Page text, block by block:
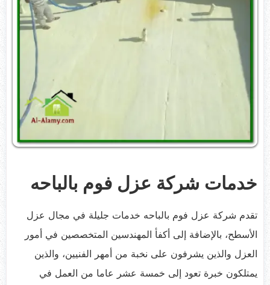
خدمات شركة عزل فوم بالباحه
تقدم شركة عزل فوم بالباحه خدمات جليلة في مجال عزل
الأسطح، بالإضافة إلى أكفأ المهندسين المتخصصين في أمور
العزل والذين يشرفون على نخبة من أمهر الفنيين، والذين
يمتلكون خبرة تعود إلى خمسة عشر عاما من العمل في